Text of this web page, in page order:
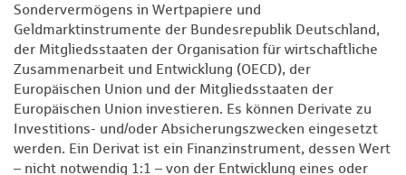
Sondervermögens in Wertpapiere und
Geldmarktinstrumente der Bundesrepublik Deutschland,
der Mitgliedsstaaten der Organisation für wirtschaftliche
Zusammenarbeit und Entwicklung (OECD), der
Europäischen Union und der Mitgliedsstaaten der
Europäischen Union investieren. Es können Derivate zu
Investitions- und/oder Absicherungszwecken eingesetzt
werden. Ein Derivat ist ein Finanzinstrument, dessen Wert
– nicht notwendig 1:1 – von der Entwicklung eines oder